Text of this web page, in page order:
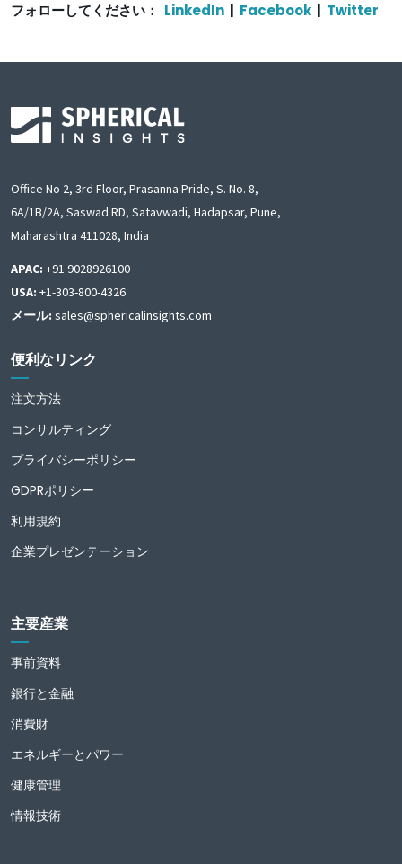
フォローしてください： LinkedIn Facebook Twitter
Office No 2, 3rd Floor, Prasanna Pride, S. No. 8,
6A/1B/2A, Saswad RD, Satavwadi, Hadapsar, Pune,
Maharashtra 411028, India
APAC: +91 9028926100
USA: +1-303-800-4326
メール: sales@sphericalinsights.com
便利なリンク
注文方法
コンサルティング
プライバシーポリシー
GDPRポリシー
利用規約
企業プレゼンテーション
主要産業
事前資料
銀行と金融
消費財
エネルギーとパワー
健康管理
情報技術